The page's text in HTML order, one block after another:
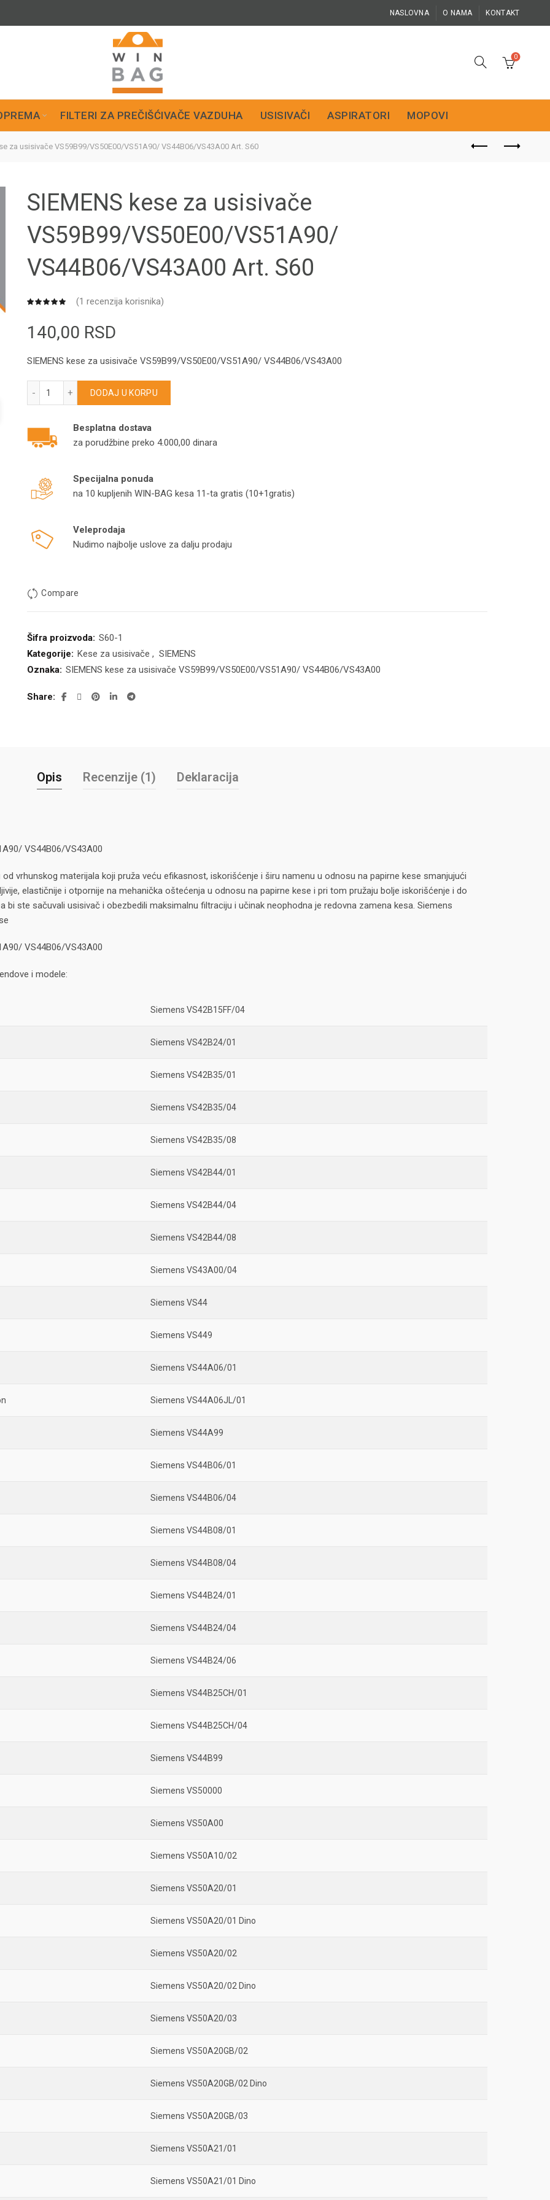
NASLOVNA O NAMA KONTAKT
0
FILTERI ZA PREČIŠĆIVAČE VAZDUHA USISIVAČI ASPIRATORI MOPOVI
za usisivače VS59B99/VS50E00/VS51A90/ VS44B06/VS43A00 Art. S60
SIEMENS kese za usisivače
VS59B99/VS50E00/VS51A90/
VS44B06/VS43A00 Art. S60
(1 recenzija korisnika)
140,00 RSD
SIEMENS kese za usisivače VS59B99/VS50E00/VS51A90/ VS44B06/VS43A00
DODAJ U KORPU
Besplatna dostava
za porudžbine preko 4.000,00 dinara
Specijalna ponuda
na 10 kupljenih WIN-BAG kesa 11-ta gratis (10+1gratis)
Veleprodaja
Nudimo najbolje uslove za dalju prodaju
Compare
Šifra proizvoda: S60-1
Kategorije: Kese za usisivače , SIEMENS
Oznaka: SIEMENS kese za usisivače VS59B99/VS50E00/VS51A90/ VS44B06/VS43A00
Share
Opis Recenzije (1) Deklaracija
VS44B06/VS43A00
vrhunskog materijala koji pruža veću efikasnost, iskorišćenje i širu namenu u odnosu na papirne kese smanjujući
elastičnije i otpornije na mehanička oštećenja u odnosu na papirne kese i pri tom pružaju bolje iskorišćenje i do
bi ste sačuvali usisivač i obezbedili maksimalnu filtraciju i učinak neophodna je redovna zamena kesa. Siemens
VS44B06/VS43A00
i modele:
Siemens VS42B15FF/04
Siemens VS42B24/01
Siemens VS42B35/01
Siemens VS42B35/04
Siemens VS42B35/08
Siemens VS42B44/01
Siemens VS42B44/04
Siemens VS42B44/08
Siemens VS43A00/04
Siemens VS44
Siemens VS449
Siemens VS44A06/01
Siemens VS44A06JL/01
Siemens VS44A99
Siemens VS44B06/01
Siemens VS44B06/04
Siemens VS44B08/01
Siemens VS44B08/04
Siemens VS44B24/01
Siemens VS44B24/04
Siemens VS44B24/06
Siemens VS44B25CH/01
Siemens VS44B25CH/04
Siemens VS44B99
Siemens VS50000
Siemens VS50A00
Siemens VS50A10/02
Siemens VS50A20/01
Siemens VS50A20/01 Dino
Siemens VS50A20/02
Siemens VS50A20/02 Dino
Siemens VS50A20/03
Siemens VS50A20GB/02
Siemens VS50A20GB/02 Dino
Siemens VS50A20GB/03
Siemens VS50A21/01
Siemens VS50A21/01 Dino